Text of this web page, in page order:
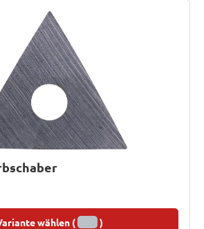
wählen ( )